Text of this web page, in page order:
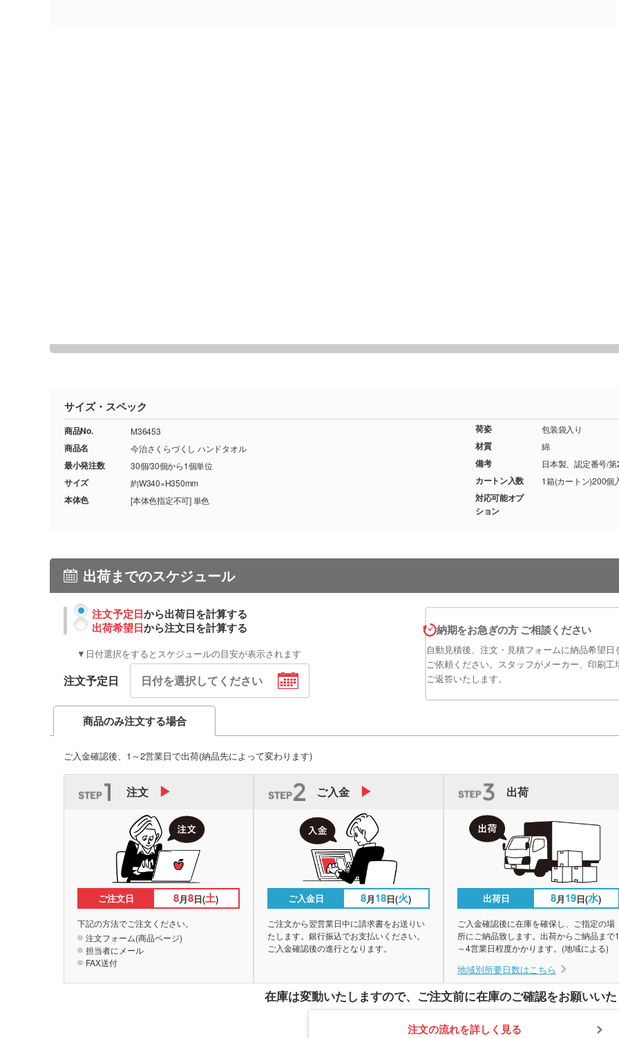
サイズ・スペック
商品No. M36453
商品名 今治さくらづくし ハンドタオル
最小発注数 30個/30個から1個単位
サイズ 約W340×H350mm
本体色 [本体色指定不可] 単色
荷姿 包装袋入り
材質 綿
備考 日本製、認定番号/
カートン入数 1箱(カートン)200個
対応可能オプ
ション
出荷までのスケジュール
注文予定日から出荷日を計算する
出荷希望日から注文日を計算する
▼日付選択をするとスケジュールの目安が表示されます
注文予定日
納期をお急ぎの方 ご相談ください
自動見積後、注文・見積フォームに納品希望日
ご依頼ください。スタッフがメーカー、印刷工
ご返答いたします。
商品のみ注文する場合
ご入金確認後、1～2営業日で出荷(納品先によって変わります)
注文
ご注文日 8月8日(土)
下記の方法でご注文ください。
注文フォーム(商品ページ)
担当者にメール
FAX送付
ご入金
ご入金日 8月18日(火)
ご注文から翌営業日中に請求書をお送りい
たします。銀行振込でお支払いください。
ご入金確認後の進行となります。
出荷
出荷日 8月19日(水)
ご入金確認後に在庫を確保し、ご指定の場
所にご納品致します。出荷からご納品まで1
～4営業日程度かかります。(地域による)
地域別所要日数はこちら
在庫は変動いたしますので、 ご注文前に在庫のご確認をお願いいた
注文の流れを詳しく見る